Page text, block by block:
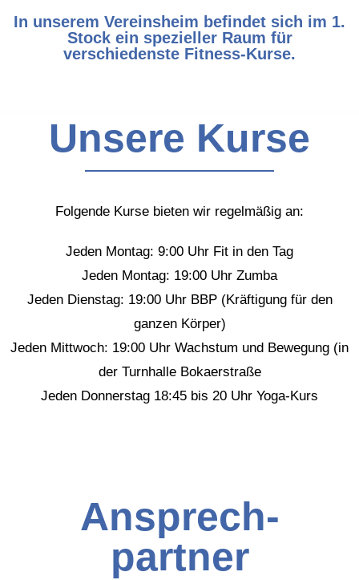
In unserem Vereinsheim befindet sich im 1.
Stock ein spezieller Raum für
verschiedenste Fitness-Kurse.
Unsere Kurse
Folgende Kurse bieten wir regelmäßig an:
Jeden Montag: 9:00 Uhr Fit in den Tag
Jeden Montag: 19:00 Uhr Zumba
Jeden Dienstag: 19:00 Uhr BBP (Kräftigung für den
ganzen Körper)
Jeden Mittwoch: 19:00 Uhr Wachstum und Bewegung (in
der Turnhalle Bokaerstraße
Jeden Donnerstag 18:45 bis 20 Uhr Yoga-Kurs
Ansprech-
partner